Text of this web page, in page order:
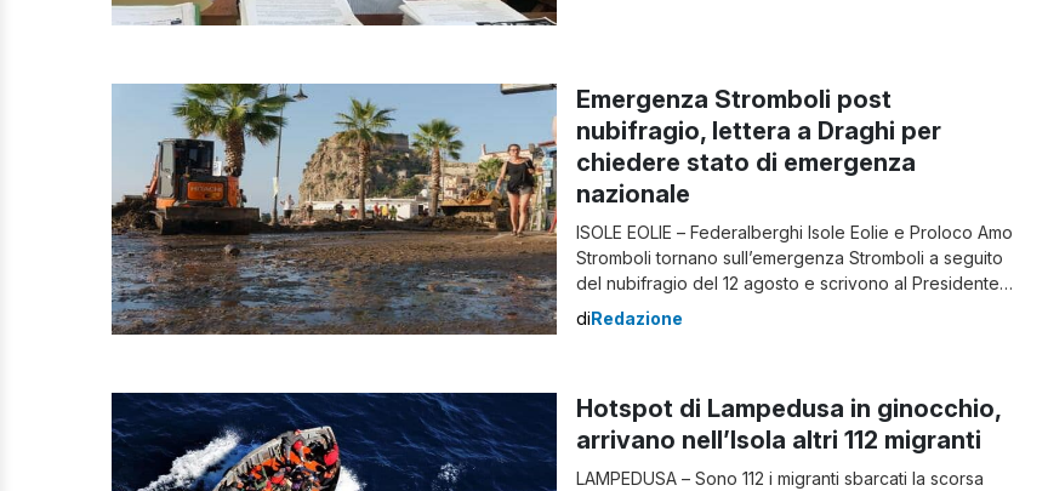
Emergenza Stromboli post
nubifragio, lettera a Draghi per
chiedere stato di emergenza
nazionale
ISOLE EOLIE – Federalberghi Isole Eolie e Proloco Amo
Stromboli tornano sull’emergenza Stromboli a seguito
del nubifragio del 12 agosto e scrivono al Presidente
del Consiglio dei Ministri Mario Draghi, con in copia i
diRedazione
Hotspot di Lampedusa in ginocchio,
arrivano nell’Isola altri 112 migranti
LAMPEDUSA – Sono 112 i migranti sbarcati la scorsa